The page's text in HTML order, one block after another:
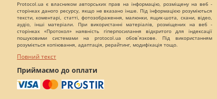
Protocol.ua є власником авторських прав на інформацію, розміщену на веб -
сторінках даного ресурсу, якщо не вказано інше. Під інформацією розуміються
тексти, коментарі, статті, фотозображення, малюнки, ящик-шота, скани, відео,
аудіо, інші матеріали. При використанні матеріалів, розміщених на веб -
сторінках «Протокол» наявність гіперпосилання відкритого для індексації
пошуковими системами на protocol.ua обов`язкове. Під використанням
розуміється копіювання, адаптація, рерайтинг, модифікація тощо.
Повний текст
Приймаємо до оплати